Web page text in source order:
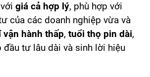
giá cả hợp lý, phù hợp với
của các doanh nghiệp vừa và
vận hành thấp, tuổi thọ pin dài,
đầu tư lâu dài và sinh lời hiệu